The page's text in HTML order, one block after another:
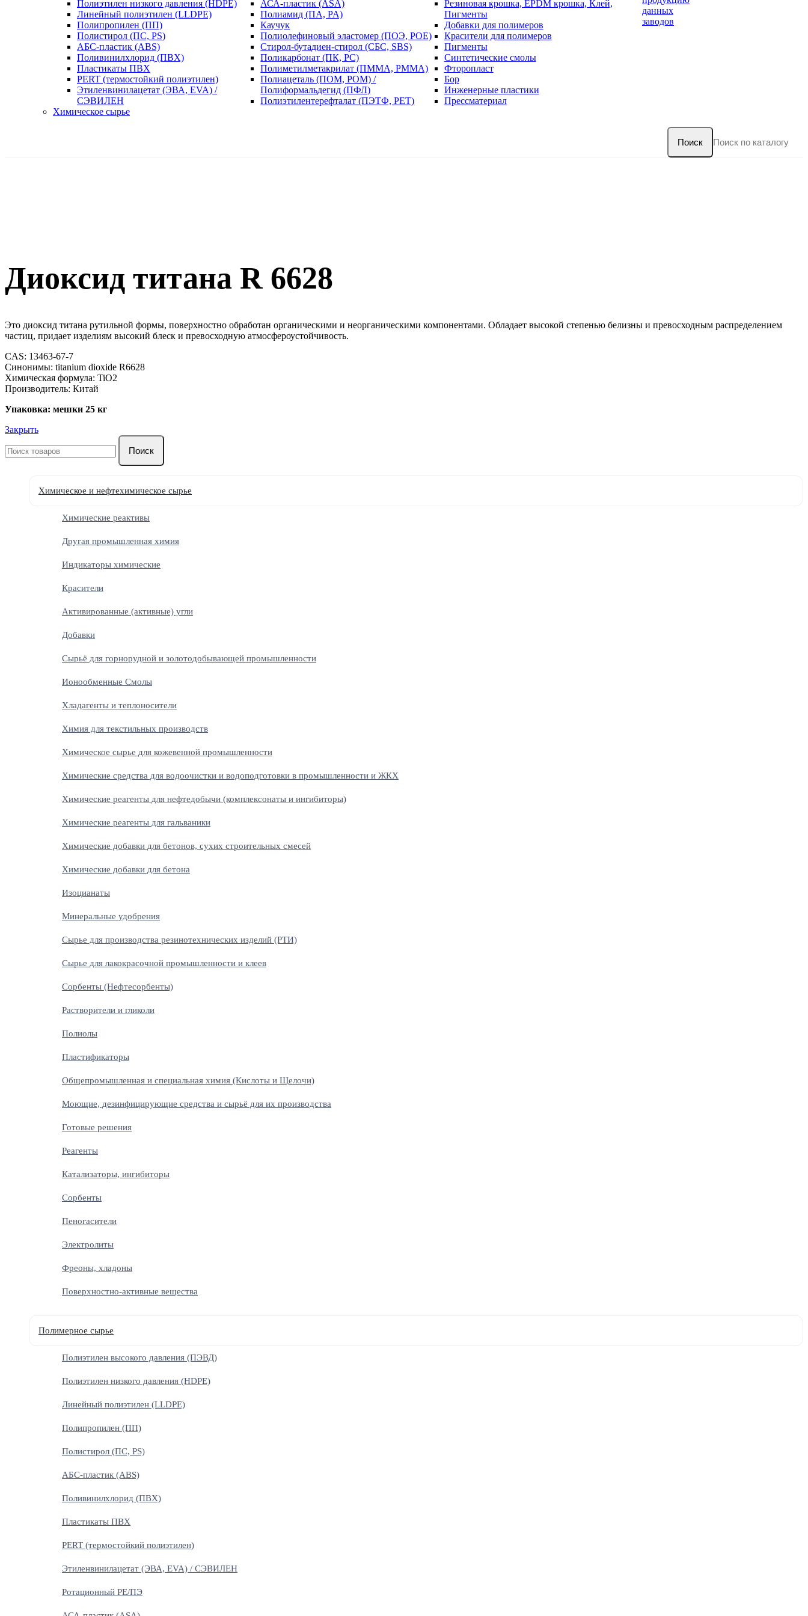
Полиэтилен низкого давления (HDPE)
Линейный полиэтилен (LLDPE)
Полипропилен (ПП)
Полистирол (ПС, PS)
АБС-пластик (ABS)
Поливинилхлорид (ПВХ)
Пластикаты ПВХ
PERT (термостойкий полиэтилен)
Этиленвинилацетат (ЭВА, EVA) /
СЭВИЛЕН
АСА-пластик (ASA)
Полиамид (ПА, PA)
Каучук
Полиолефиновый эластомер (ПОЭ, POE)
Стирол-бутадиен-стирол (СБС, SBS)
Поликарбонат (ПК, PC)
Полиметилметакрилат (ПММА, PMMA)
Полиацеталь (ПОМ, POM) /
Полиформальдегид (ПФЛ)
Полиэтилентерефталат (ПЭТФ, PET)
Резиновая крошка, EPDM крошка, Клей,
Пигменты
Добавки для полимеров
Красители для полимеров
Пигменты
Синтетические смолы
Фторопласт
Бор
Инженерные пластики
Прессматериал
Химическое сырье
данных
заводов
Поиск
Диоксид титана R 6628
Это диоксид титана рутильной формы, поверхностно обработан органическими и неорганическими компонентами. Обладает высокой степенью белизны и превосходным распределением
частиц, придает изделиям высокий блеск и превосходную атмосфероустойчивость.
CAS: 13463-67-7
Синонимы: titanium dioxide R6628
Химическая формула: TiO2
Производитель: Китай
Упаковка: мешки 25 кг
Закрыть
Поиск
Химическое и нефтехимическое сырье
Химические реактивы
Другая промышленная химия
Индикаторы химические
Красители
Активированные (активные) угли
Добавки
Сырьё для горнорудной и золотодобывающей промышленности
Ионообменные Смолы
Хладагенты и теплоносители
Химия для текстильных производств
Химическое сырье для кожевенной промышленности
Химические средства для водоочистки и водоподготовки в промышленности и ЖКХ
Химические реагенты для нефтедобычи (комплексонаты и ингибиторы)
Химические реагенты для гальваники
Химические добавки для бетонов, сухих строительных смесей
Химические добавки для бетона
Изоцианаты
Минеральные удобрения
Сырье для производства резинотехнических изделий (РТИ)
Сырье для лакокрасочной промышленности и клеев
Сорбенты (Нефтесорбенты)
Растворители и гликоли
Полиолы
Пластификаторы
Общепромышленная и специальная химия (Кислоты и Щелочи)
Моющие, дезинфицирующие средства и сырьё для их производства
Готовые решения
Реагенты
Катализаторы, ингибиторы
Сорбенты
Пеногасители
Электролиты
Фреоны, хладоны
Поверхностно-активные вещества
Полимерное сырье
Полиэтилен высокого давления (ПЭВД)
Полиэтилен низкого давления (HDPE)
Линейный полиэтилен (LLDPE)
Полипропилен (ПП)
Полистирол (ПС, PS)
АБС-пластик (ABS)
Поливинилхлорид (ПВХ)
Пластикаты ПВХ
PERT (термостойкий полиэтилен)
Этиленвинилацетат (ЭВА, EVA) / СЭВИЛЕН
Ротационный PE/ПЭ